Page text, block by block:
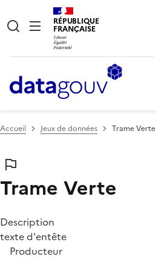
RÉPUBLIQUE
FRANÇAISE
Accueil Jeux de données Trame Verte
Trame Verte
Description
texte d'entête
Producteur